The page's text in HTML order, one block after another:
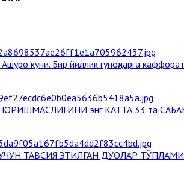
куни. Бир йиллик гуноҳларга
энг КАТТА 33 та
ТАВСИЯ ЭТИЛГАН ДУОЛАР ТЎПЛАМИ